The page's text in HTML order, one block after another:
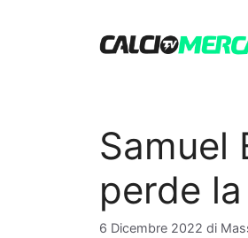
Samuel
perde
6 Dicembre 2022 di